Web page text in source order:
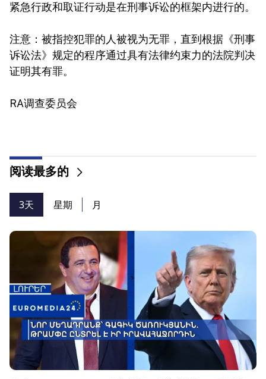
紧急行政和取证行动是在刑事诉讼的框架内进行的。
注意：被指控犯罪的人被视为无罪，直到根据《刑事
诉讼法》规定的程序通过具有法律约束力的法院判决
证明其有罪。
RA调查委员会
阅读最多的
3天 星期 月